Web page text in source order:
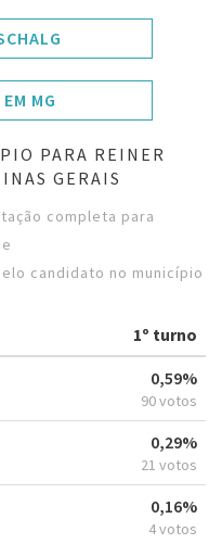
MG
PARA REINER
GERAIS
completa para
candidato no município
1º turno
0,59%
90 votos
0,29%
21 votos
0,16%
4 votos